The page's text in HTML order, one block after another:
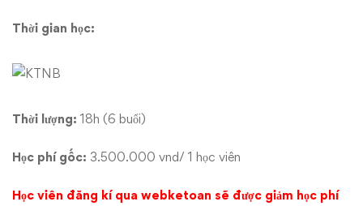
Thời gian học:
Thời lượng: 18h (6 buổi)
Học phí gốc: 3.500.000 vnd/ 1 học viên
Học viên đăng kí qua webketoan sẽ được giảm học phí